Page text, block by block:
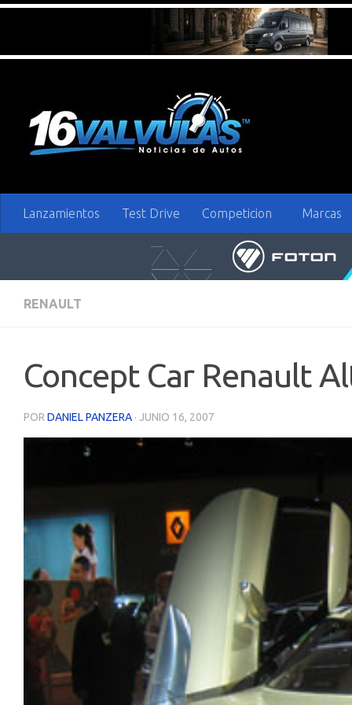
Lanzamientos Test Drive Competicion Marcas
RENAULT
Concept Car Renault
POR DANIEL PANZERA · JUNIO 16, 2007